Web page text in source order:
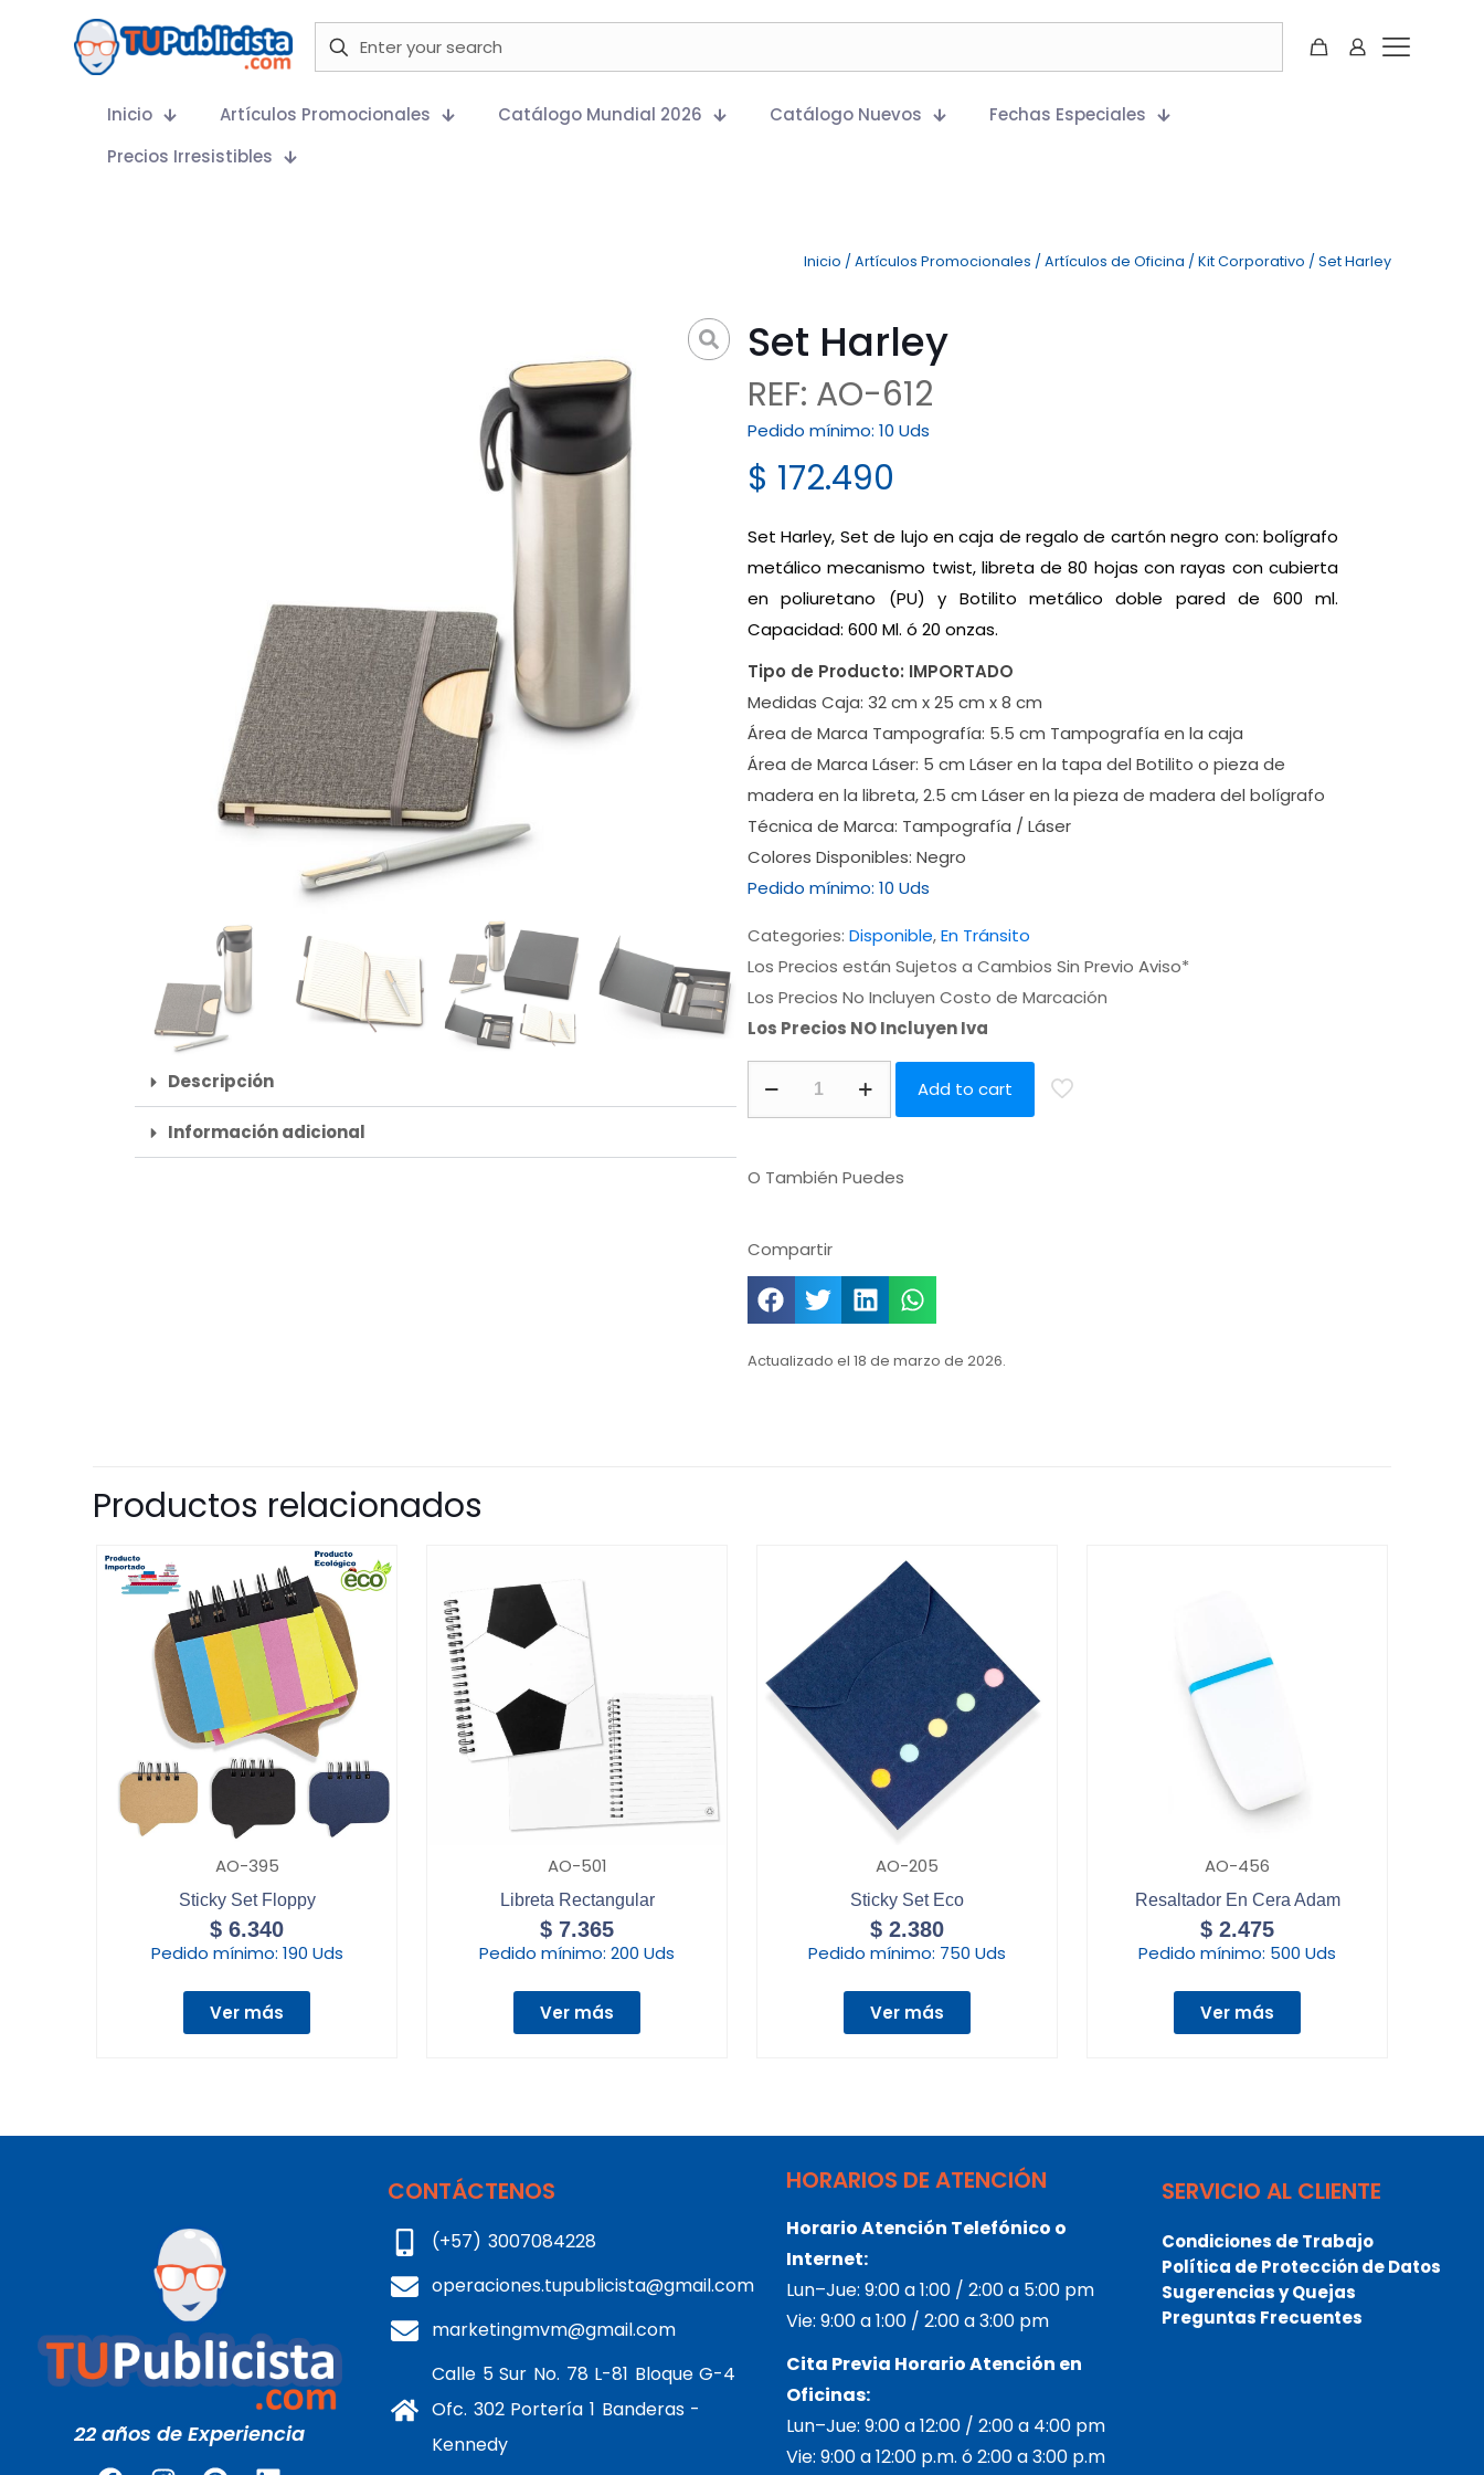
Inicio Artículos Promocionales Catálogo Mundial 2026 Catálogo Nuevos
Fechas Especiales
Precios Irresistibles
Inicio / Artículos Promocionales / Artículos de Oficina / Kit Corporativo / Set Harley
Descripción
Información adicional
Set Harley
REF: AO-612
Pedido mínimo: 10 Uds
$ 172.490
Set Harley, Set de lujo en caja de regalo de cartón negro con: bolígrafo
metálico mecanismo twist, libreta de 80 hojas con rayas con cubierta
en poliuretano (PU) y Botilito metálico doble pared de 600 ml.
Capacidad: 600 Ml. ó 20 onzas.
Tipo de Producto: IMPORTADO
Medidas Caja: 32 cm x 25 cm x 8 cm
Área de Marca Tampografía: 5.5 cm Tampografía en la caja
Área de Marca Láser: 5 cm Láser en la tapa del Botilito o pieza de
madera en la libreta, 2.5 cm Láser en la pieza de madera del bolígrafo
Técnica de Marca: Tampografía / Láser
Colores Disponibles: Negro
Pedido mínimo: 10 Uds
Categories: Disponible,En Tránsito
Los Precios están Sujetos a Cambios Sin Previo Aviso*
Los Precios No Incluyen Costo de Marcación
Los Precios NO Incluyen Iva
Add to cart
O También Puedes
Compartir
Actualizado el 18 de marzo de 2026.
Productos relacionados
AO-395
Sticky Set Floppy
$ 6.340
Pedido mínimo: 190 Uds
Ver más
AO-501
Libreta Rectangular
$ 7.365
Pedido mínimo: 200 Uds
Ver más
AO-205
Sticky Set Eco
$ 2.380
Pedido mínimo: 750 Uds
Ver más
AO-456
Resaltador En Cera Adam
$ 2.475
Pedido mínimo: 500 Uds
Ver más
22 años de Experiencia
CONTÁCTENOS
(+57) 3007084228
operaciones.tupublicista@gmail.com
marketingmvm@gmail.com
Calle 5 Sur No. 78 L-81 Bloque G-4
Ofc. 302 Portería 1 Banderas -
Kennedy
HORARIOS DE ATENCIÓN
Horario Atención Telefónico o
Internet:
Lun–Jue: 9:00 a 1:00 / 2:00 a 5:00 pm
Vie: 9:00 a 1:00 / 2:00 a 3:00 pm
Cita Previa Horario Atención en
Oficinas:
Lun–Jue: 9:00 a 12:00 / 2:00 a 4:00 pm
Vie: 9:00 a 12:00 p.m. ó 2:00 a 3:00 p.m
SERVICIO AL CLIENTE
Condiciones de Trabajo
Política de Protección de Datos
Sugerencias y Quejas
Preguntas Frecuentes